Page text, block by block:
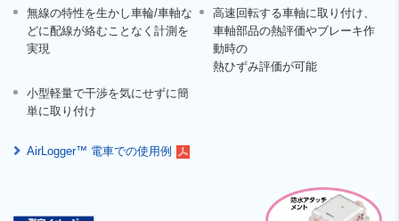
無線の特性を生かし車輪/車軸な
どに配線が絡むことなく計測を
実現
高速回転する車軸に取り付け、
車軸部品の熱評価やブレーキ作
動時の
熱ひずみ評価が可能
小型軽量で干渉を気にせずに簡
単に取り付け
AirLogger™ 電車での使用例